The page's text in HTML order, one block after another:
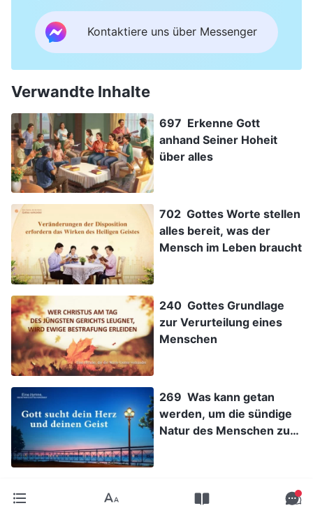
Kontaktiere uns über Messenger
Verwandte Inhalte
697 Erkenne Gott
anhand Seiner Hoheit
über alles
702 Gottes Worte stellen
alles bereit, was der
Mensch im Leben braucht
240 Gottes Grundlage
zur Verurteilung eines
Menschen
269 Was kann getan
werden, um die sündige
Natur des Menschen zu